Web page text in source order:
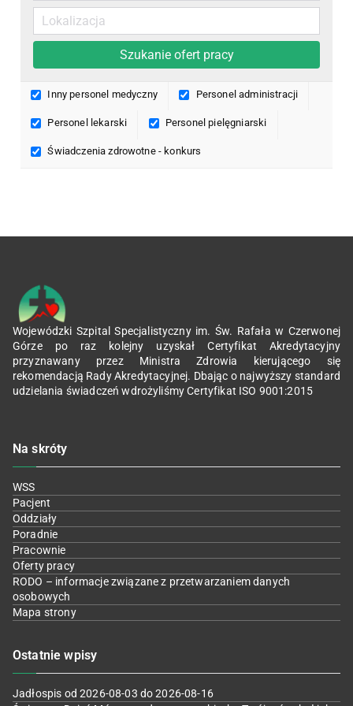
Inny personel medyczny Personel administracji
Personel lekarski Personel pielęgniarski
Świadczenia zdrowotne - konkurs
Wojewódzki Szpital Specjalistyczny im. Św. Rafała w Czerwonej
Górze po raz kolejny uzyskał Certyfikat Akredytacyjny
przyznawany przez Ministra Zdrowia kierującego się
rekomendacją Rady Akredytacyjnej. Dbając o najwyższy standard
udzielania świadczeń wdrożyliśmy Certyfikat ISO 9001:2015
Na skróty
WSS
Pacjent
Oddziały
Poradnie
Pracownie
Oferty pracy
RODO – informacje związane z przetwarzaniem danych
osobowych
Mapa strony
Ostatnie wpisy
Jadłospis od 2026-08-03 do 2026-08-16